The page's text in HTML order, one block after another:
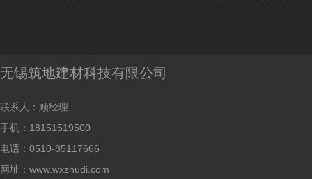
无锡筑地建材科技有限公司
联系人：顾经理
手机：18151519500
电话：0510-85117666
网址：www.wxzhudi.com